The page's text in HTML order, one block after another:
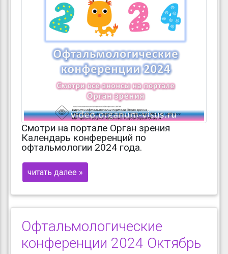
Смотри на портале Орган зрения
Календарь конференций по
офтальмологии 2024 года.
читать далее »
Офтальмологические
конференции 2024 Октябрь